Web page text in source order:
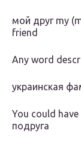
мой друг my
friend
Any word
украинская
You could have
подруга